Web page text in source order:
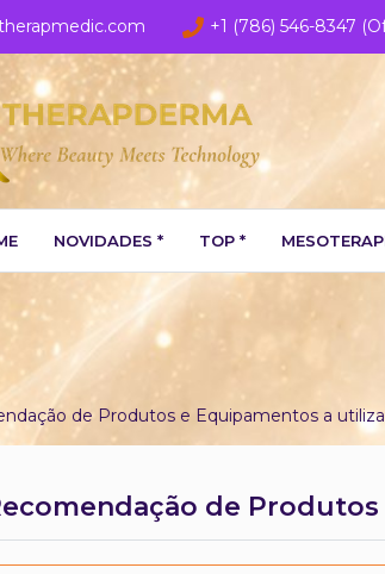
+1 (786) 546-8347
NOVIDADES * TOP *
de Produtos e Equipamentos a
de